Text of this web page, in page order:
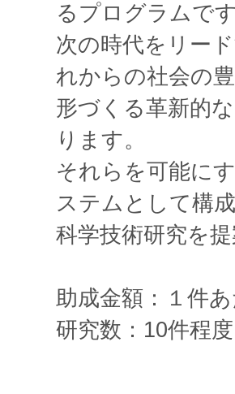
るプログラムで
次の時代をリー
れからの社会の
形づくる革新的
ります。
それらを可能に
ステムとして構
科学技術研究を
助成金額：１
研究数：10件程度